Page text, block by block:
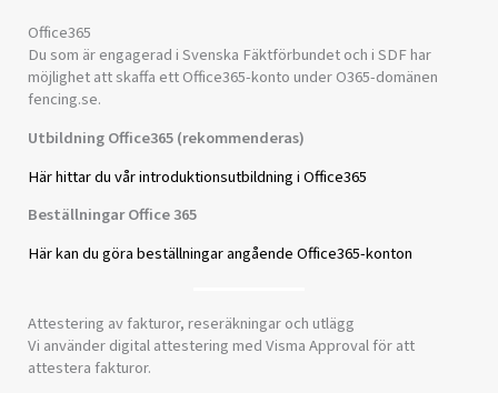
Office365
Du som är engagerad i Svenska Fäktförbundet och i SDF har
möjlighet att skaffa ett Office365-konto under O365-domänen
fencing.se.
Utbildning Office365 (rekommenderas)
Här hittar du vår introduktionsutbildning i Office365
Beställningar Office 365
Här kan du göra beställningar angående Office365-konton
Attestering av fakturor, reseräkningar och utlägg
Vi använder digital attestering med Visma Approval för att
attestera fakturor.